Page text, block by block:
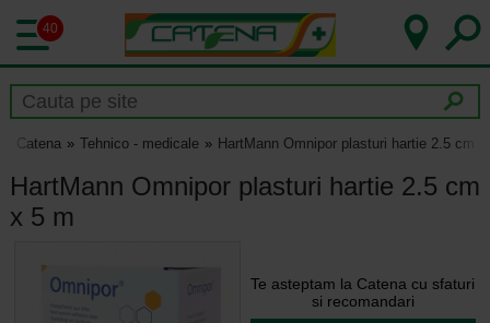
40
Catena Tehnico - medicale HartMann Omnipor plasturi hartie 2.5 cm
HartMann Omnipor plasturi hartie 2.5 cm
x 5 m
Te asteptam la Catena cu sfaturi
si recomandari